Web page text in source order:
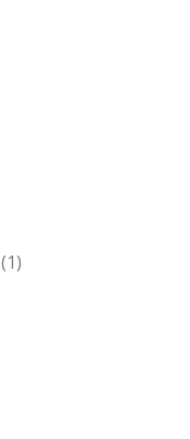
(1)